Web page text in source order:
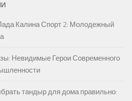
Калина Спорт 2: Молодежный
Невидимые Герои Современного
тандыр для дома правильно: